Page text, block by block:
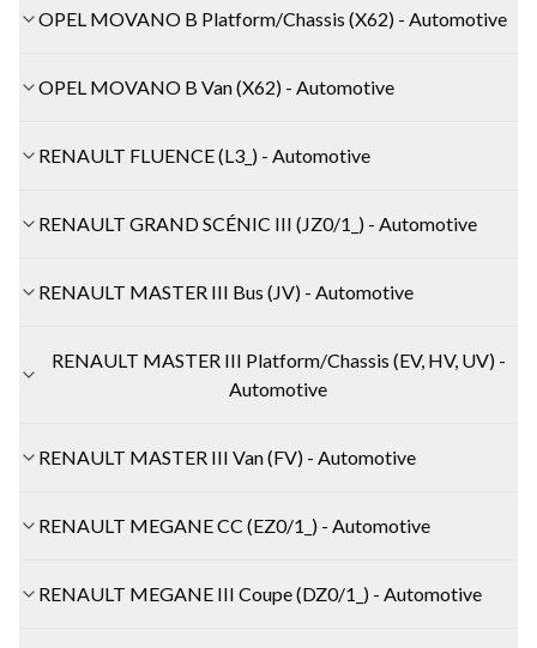
OPEL MOVANO B Platform/Chassis (X62) - Automotive
OPEL MOVANO B Van (X62) - Automotive
RENAULT FLUENCE (L3_) - Automotive
RENAULT GRAND SCÉNIC III (JZ0/1_) - Automotive
RENAULT MASTER III Bus (JV) - Automotive
RENAULT MASTER III Platform/Chassis (EV, HV, UV) -
Automotive
RENAULT MASTER III Van (FV) - Automotive
RENAULT MEGANE CC (EZ0/1_) - Automotive
RENAULT MEGANE III Coupe (DZ0/1_) - Automotive